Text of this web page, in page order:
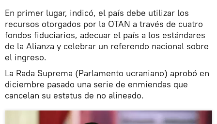
En primer lugar, indicó, el país debe utilizar los
recursos otorgados por la OTAN a través de cuatro
fondos fiduciarios, adecuar el país a los estándares
de la Alianza y celebrar un referendo nacional sobre
el ingreso.
La Rada Suprema (Parlamento ucraniano) aprobó en
diciembre pasado una serie de enmiendas que
cancelan su estatus de no alineado.